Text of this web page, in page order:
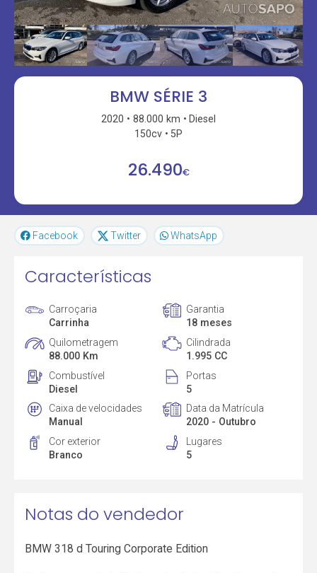
BMW SÉRIE 3
2020 88.000 km
Diesel
150cv
5P
26.490€
Facebook Twitter WhatsApp
Características
Carroçaria
Carrinha
Garantia
18 meses
Quilometragem
88.000 Km
Cilindrada
1.995 CC
Combustível
Diesel
Portas
5
Caixa de velocidades
Manual
Data da Matrícula
2020 - Outubro
Cor exterior
Branco
Lugares
5
Notas do vendedor
BMW 318 d Touring Corporate Edition